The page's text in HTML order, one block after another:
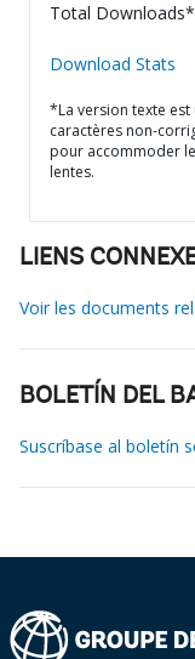
Total
Download Stats
*La version texte
caractères non-
pour accommoder
lentes.
LIENS
Voir les documents
BOLETÍN DEL
Suscríbase al boletín